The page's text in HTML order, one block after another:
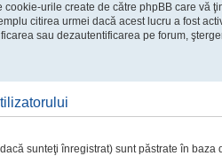
cookie-urile create de către phpBB care vă
citirea urmei dacă acest lucru a fost
sau dezautentificarea pe forum,
sunteţi înregistrat) sunt păstrate în baza